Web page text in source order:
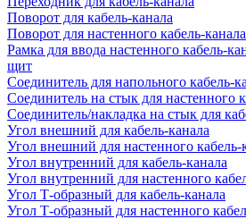
Поворот для кабель-канала
Поворот для настенного кабель-канала
Рамка для ввода настенного кабель-
щит
Соединитель для напольного кабель-
Соединитель на стык для настенного
Соединитель/накладка на стык для
Угол внешний для кабель-канала
Угол внешний для настенного кабель-
Угол внутренний для кабель-канала
Угол внутренний для настенного
Угол Т-образный для кабель-канала
Угол Т-образный для настенного